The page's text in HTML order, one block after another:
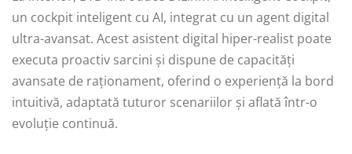
un cockpit inteligent cu AI, integrat cu un agent digital
ultra-avansat. Acest asistent digital hiper-realist poate
executa proactiv sarcini și dispune de capacități
avansate de raționament, oferind o experiență la bord
intuitivă, adaptată tuturor scenariilor și aflată într-o
evoluție continuă.